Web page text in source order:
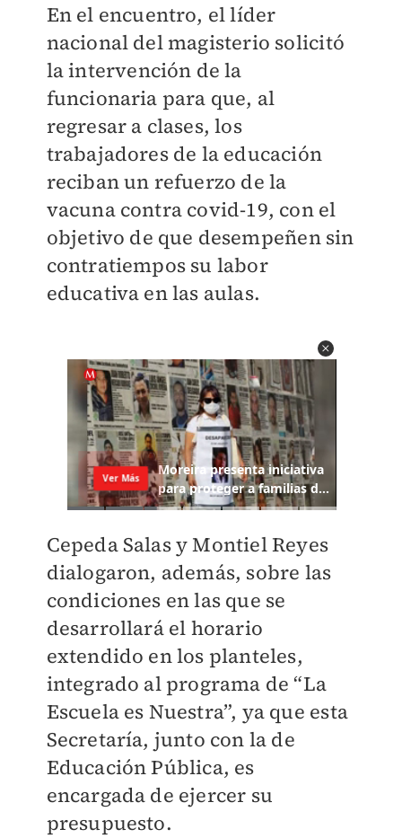
En el encuentro, el líder
nacional del magisterio solicitó
la intervención de la
funcionaria para que, al
regresar a clases, los
trabajadores de la educación
reciban un refuerzo de la
vacuna contra covid-19, con el
objetivo de que desempeñen sin
contratiempos su labor
educativa en las aulas.
Cepeda Salas y Montiel Reyes
dialogaron, además, sobre las
condiciones en las que se
desarrollará el horario
extendido en los planteles,
integrado al programa de “La
Escuela es Nuestra”, ya que esta
Secretaría, junto con la de
Educación Pública, es
encargada de ejercer su
presupuesto.